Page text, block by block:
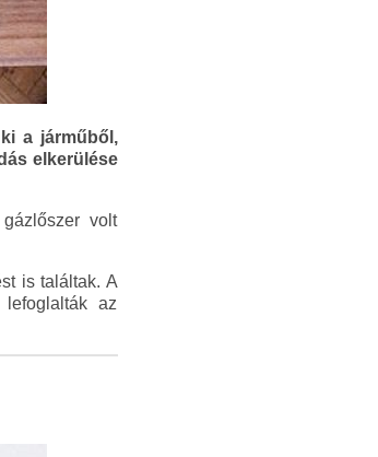
a járműből,
elkerülése
volt
is találtak. A
az